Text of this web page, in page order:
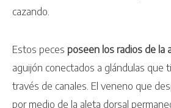
cazando.
Estos peces poseen los radios de la
aguijón conectados a glándulas que
través de canales. El veneno que
por medio de la aleta dorsal